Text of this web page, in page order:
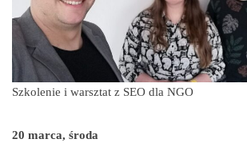
Szkolenie i warsztat z SEO dla NGO
20 marca, środa